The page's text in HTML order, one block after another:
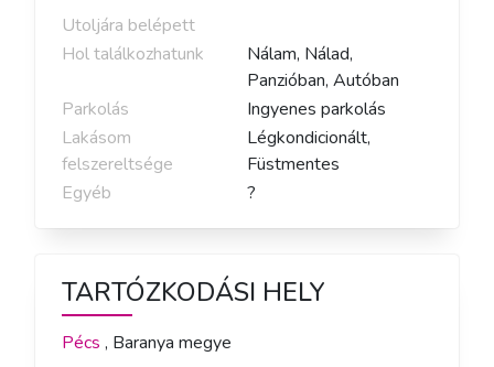
Utoljára belépett
Hol találkozhatunk
Nálam, Nálad,
Panzióban, Autóban
Parkolás
Ingyenes parkolás
Lakásom
felszereltsége
Légkondicionált,
Füstmentes
Egyéb
?
TARTÓZKODÁSI HELY
Pécs , Baranya megye